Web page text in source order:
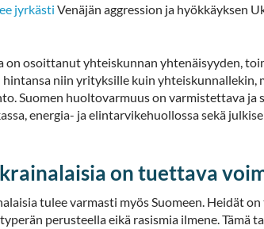
jyrkästiVenäjän aggression ja hyökkäyksen
on osoittanut yhteiskunnan yhtenäisyyden,
niin yrityksille kuin yhteiskunnallekin,
Suomen huoltovarmuus on varmistettava
energia- ja elintarvikehuollossa sekä
on tuettava
tulee varmasti myös Suomeen. Heidät
perusteella eikä rasismia ilmene.